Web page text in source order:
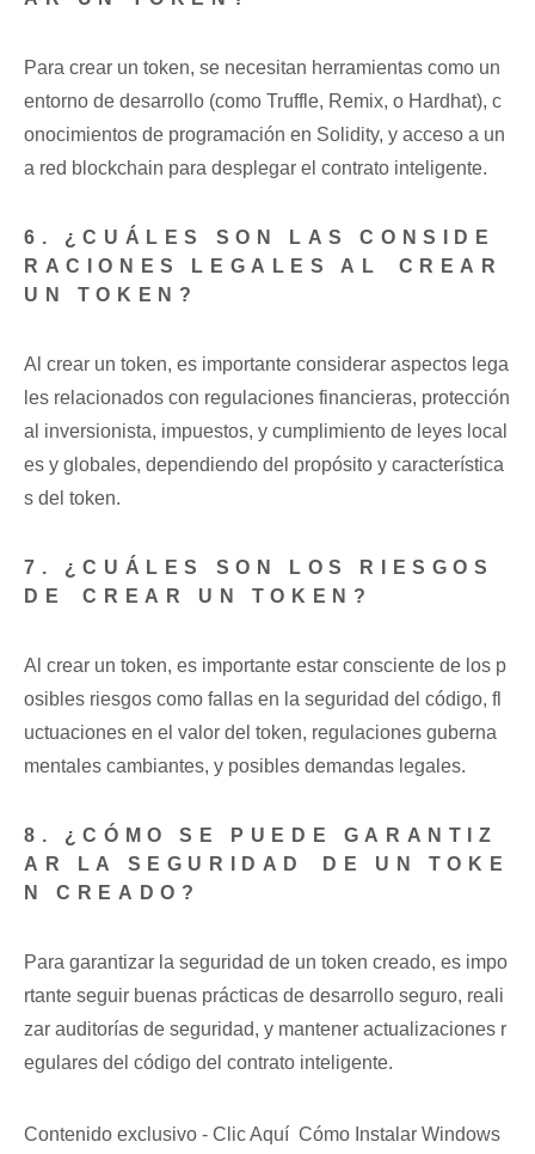
Para crear un token, ⁣se⁤ necesitan herramientas⁤ como un
entorno de ⁣desarrollo (como​ Truffle, Remix, ‌o Hardhat), c
onocimientos de programación en Solidity, y acceso a ​un
a red blockchain para desplegar el contrato inteligente.
6. ¿CUÁLES ‍SON ‌LAS CONSIDE
RACIONES LEGALES AL ⁤CREAR
UN TOKEN?
Al crear un ⁣token, es importante​ considerar aspectos lega
les relacionados ​con regulaciones ​financieras, protección
al‌ inversionista, impuestos, ‍y cumplimiento de leyes local
es y globales, dependiendo del propósito y ⁣característica
s‍ del token.
7. ¿CUÁLES SON​ LOS RIESGOS
DE ⁤CREAR UN TOKEN?
Al crear un ⁢token, es importante ⁣estar ⁢consciente de los p
osibles⁢ riesgos como fallas en la seguridad del código, fl
uctuaciones en el valor del token, regulaciones​ guberna
mentales ⁢cambiantes, y posibles ⁣demandas legales.
8. ¿CÓMO SE PUEDE GARANTIZ
AR LA SEGURIDAD⁣ DE‍ UN TOKE
N CREADO?
Para garantizar ‍la⁢ seguridad de‌ un⁢ token creado, es impo
rtante seguir ‌buenas prácticas de desarrollo ⁤seguro, reali
zar auditorías de seguridad, y mantener actualizaciones r
egulares del código del contrato inteligente.
Contenido exclusivo - Clic Aquí Cómo Instalar Windows